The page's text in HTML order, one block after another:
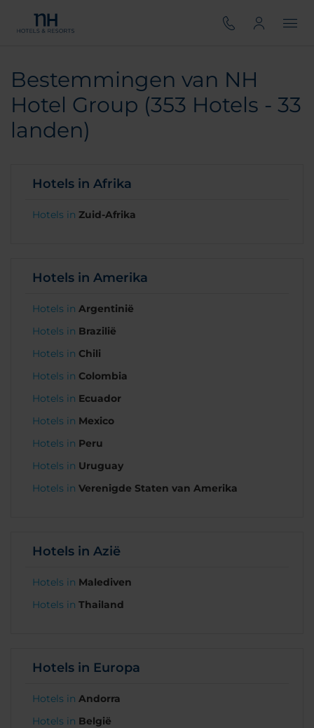
Bestemmingen van NH
Hotel Group (353 Hotels - 33
landen)
Hotels in Afrika
Hotels in Zuid-Afrika
Hotels in Amerika
Hotels in Argentinië
Hotels in Brazilië
Hotels in Chili
Hotels in Colombia
Hotels in Ecuador
Hotels in Mexico
Hotels in Peru
Hotels in Uruguay
Hotels in Verenigde Staten van Amerika
Hotels in Azië
Hotels in Malediven
Hotels in Thailand
Hotels in Europa
Hotels in Andorra
Hotels in België